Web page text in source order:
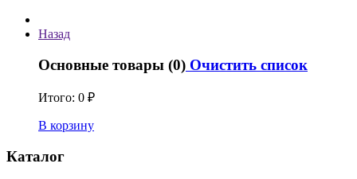
Назад
Основные товары (0) Очистить список
Итого: 0 ₽
В корзину
Каталог